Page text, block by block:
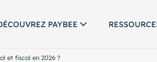
PAYBEE
et fiscal en 2026 ?